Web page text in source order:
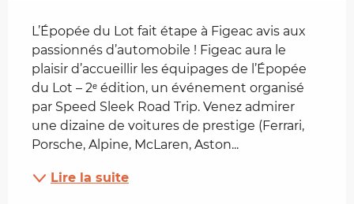
L’Épopée du Lot fait étape à Figeac avis aux
passionnés d’automobile ! Figeac aura le
plaisir d’accueillir les équipages de l’Épopée
du Lot – 2ᵉ édition, un événement organisé
par Speed Sleek Road Trip. Venez admirer
une dizaine de voitures de prestige (Ferrari,
Porsche, Alpine, McLaren, Aston...
Lire la suite